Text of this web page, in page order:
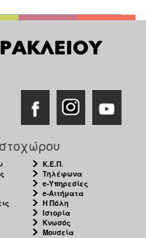
Κ.Ε.Π.
Τηλέφωνα
e-Υπηρεσίες
e-Αιτήματα
Η Πόλη
Ιστορία
Κνωσός
Μουσεία